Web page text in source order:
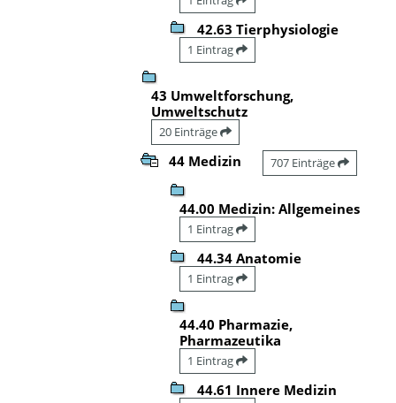
42.63 Tierphysiologie
1 Eintrag
43 Umweltforschung,
Umweltschutz
20 Einträge
44 Medizin 707 Einträge
44.00 Medizin: Allgemeines
1 Eintrag
44.34 Anatomie
1 Eintrag
44.40 Pharmazie,
Pharmazeutika
1 Eintrag
44.61 Innere Medizin